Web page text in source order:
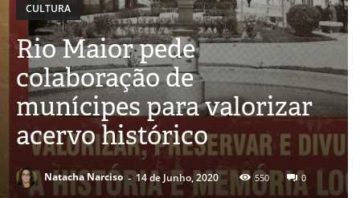
CULTURA
Rio Maior pede
colaboração de
munícipes para valorizar
acervo histórico
Natacha Narciso - 14 de Junho, 2020 550 0